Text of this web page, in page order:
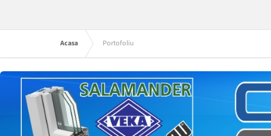
Acasa Portofoliu